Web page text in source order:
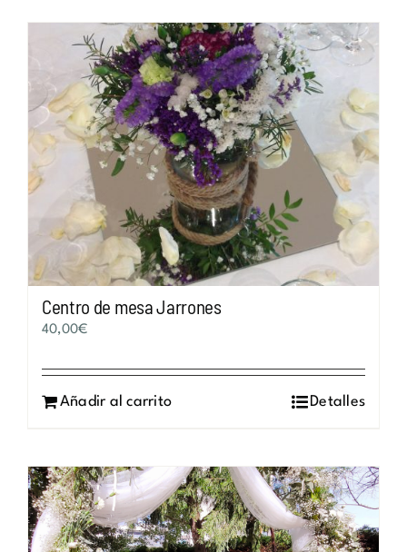
Centro de mesa Jarrones
40,00€
Añadir al carrito Detalles